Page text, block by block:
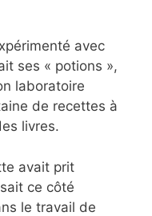
avec
ses « potions »,
laboratoire
de recettes à
livres.
avait prit
ce côté
le travail de